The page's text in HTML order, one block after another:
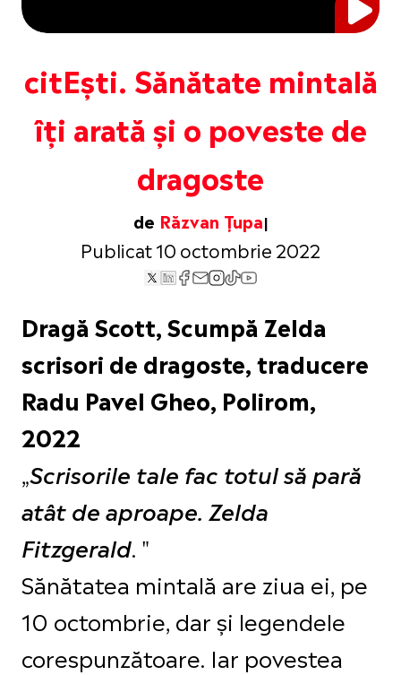
citEști. Sănătate mintală
îți arată și o poveste de
dragoste
de Răzvan Țupa
Publicat 10 octombrie 2022
Dragă Scott, Scumpă Zelda
scrisori de dragoste, traducere
Radu Pavel Gheo, Polirom,
2022
„Scrisorile tale fac totul să pară
atât de aproape. Zelda
Fitzgerald. "
Sănătatea mintală are ziua ei, pe
10 octombrie, dar și legendele
corespunzătoare. Iar povestea